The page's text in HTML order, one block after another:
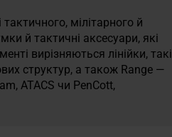
мілітарного й
й тактичні аксесуари, які
вирізняються лінійки, такі
структур, а також Range —
ATACS чи PenCott,